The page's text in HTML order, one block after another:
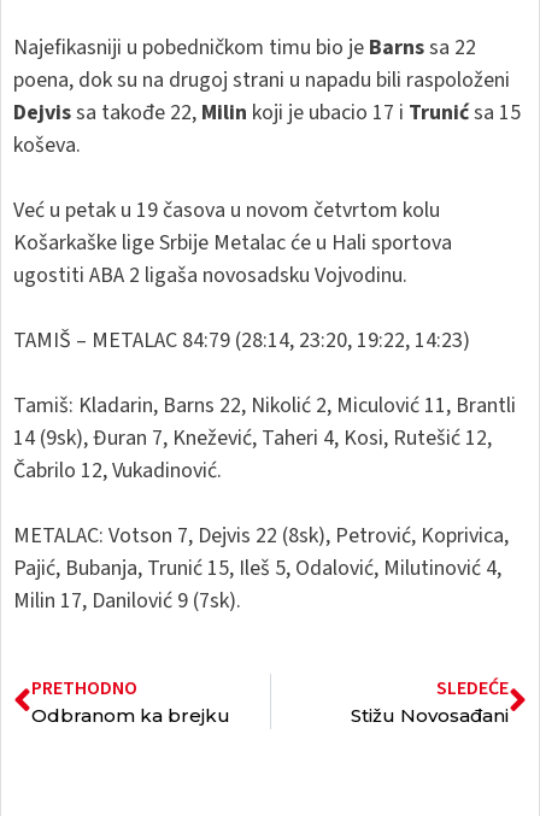
Najefikasniji u pobedničkom timu bio je Barnssa 22
poena, dok su na drugoj strani u napadu bili raspoloženi
Dejvissa takođe 22, Milin koji je ubacio 17 i Trunićsa 15
koševa.
Već u petak u 19 časova u novom četvrtom kolu
Košarkaške lige Srbije Metalac će u Hali sportova
ugostiti ABA 2 ligaša novosadsku Vojvodinu.
TAMIŠ – METALAC 84:79 (28:14, 23:20, 19:22, 14:23)
Tamiš: Kladarin, Barns 22, Nikolić 2, Miculović 11, Brantli
14 (9sk), Đuran 7, Knežević, Taheri 4, Kosi, Rutešić 12,
Čabrilo 12, Vukadinović.
METALAC: Votson 7, Dejvis 22 (8sk), Petrović, Koprivica,
Pajić, Bubanja, Trunić 15, Ileš 5, Odalović, Milutinović 4,
Milin 17, Danilović 9 (7sk).
PRETHODNO
Odbranom ka brejku
SLEDEĆE
Stižu Novosađani